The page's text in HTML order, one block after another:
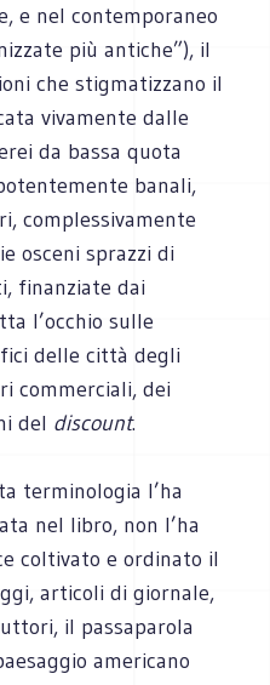
e nel contemporaneo
più antiche”), il
che stigmatizzano il
vivamente dalle
da bassa quota
banali,
complessivamente
osceni sprazzi di
finanziate dai
l’occhio sulle
delle città degli
commerciali, dei
del discount.
terminologia l’ha
nel libro, non l’ha
coltivato e ordinato il
articoli di giornale,
il passaparola
americano